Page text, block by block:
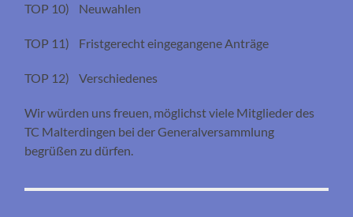
TOP 10) Neuwahlen
TOP 11) Fristgerecht eingegangene Anträge
TOP 12) Verschiedenes
Wir würden uns freuen, möglichst viele Mitglieder des
TC Malterdingen bei der Generalversammlung
begrüßen zu dürfen.